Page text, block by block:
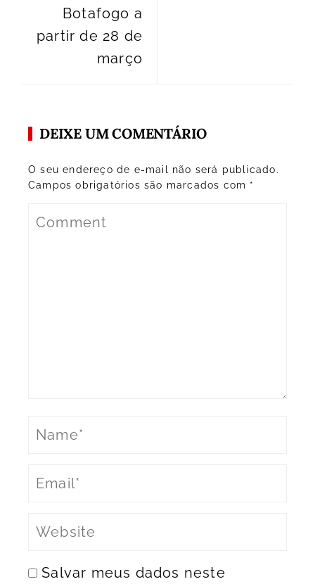
Botafogo a
partir de 28 de
março
DEIXE UM COMENTÁRIO
O seu endereço de e-mail não será publicado.
Campos obrigatórios são marcados com *
Salvar meus dados neste